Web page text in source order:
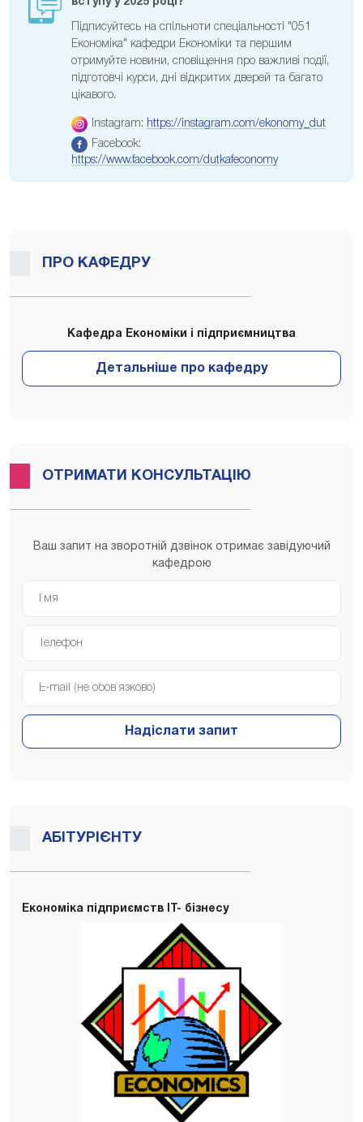
Підписуйтесь на спільноти спеціальності "051
Економіка" кафедри Економіки та першим
отримуйте новини, сповіщення про важливі події,
підготовчі курси, дні відкритих дверей та багато
цікавого.
Instagram: https://instagram.com/ekonomy_dut
Facebook:
https://www.facebook.com/dutkafeconomy
ПРО КАФЕДРУ
Кафедра Економіки і підприємництва
ОТРИМАТИ КОНСУЛЬТАЦІЮ
Ваш запит на зворотній дзвінок отримає завідуючий
кафедрою
Надіслати запит
АБІТУРІЄНТУ
Економіка підприємств IT- бізнесу